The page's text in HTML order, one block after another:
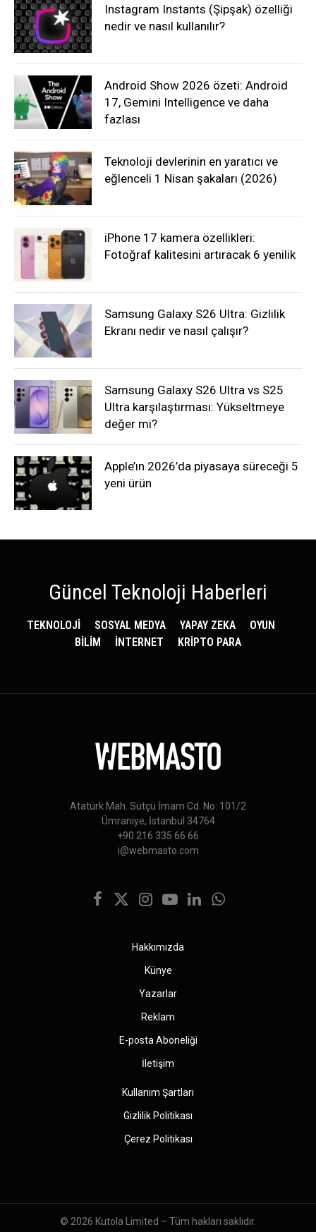
Instagram Instants (Şipşak) özelliği
nedir ve nasıl kullanılır?
Android Show 2026 özeti: Android
17, Gemini Intelligence ve daha
fazlası
Teknoloji devlerinin en yaratıcı ve
eğlenceli 1 Nisan şakaları (2026)
iPhone 17 kamera özellikleri:
Fotoğraf kalitesini artıracak 6 yenilik
Samsung Galaxy S26 Ultra: Gizlilik
Ekranı nedir ve nasıl çalışır?
Samsung Galaxy S26 Ultra vs S25
Ultra karşılaştırması: Yükseltmeye
değer mi?
Apple’ın 2026’da piyasaya süreceği 5
yeni ürün
Güncel Teknoloji Haberleri
TEKNOLOJİ SOSYAL MEDYA YAPAY ZEKA
OYUN
BİLİM
İNTERNET KRİPTO PARA
Atatürk Mah. Sütçü İmam Cd. No: 101/2
Ümraniye, İstanbul 34764
+90 216 335 66 66
i@webmasto.com
Facebook
X
Instagram
YouTubeLinkedInWhatsApp
Hakkımızda
Künye
Yazarlar
Reklam
E-posta Aboneliği
İletişim
Kullanım Şartları
Gizlilik Politikası
Çerez Politikası
© 2026 Kutola Limited – Tüm hakları saklıdır.